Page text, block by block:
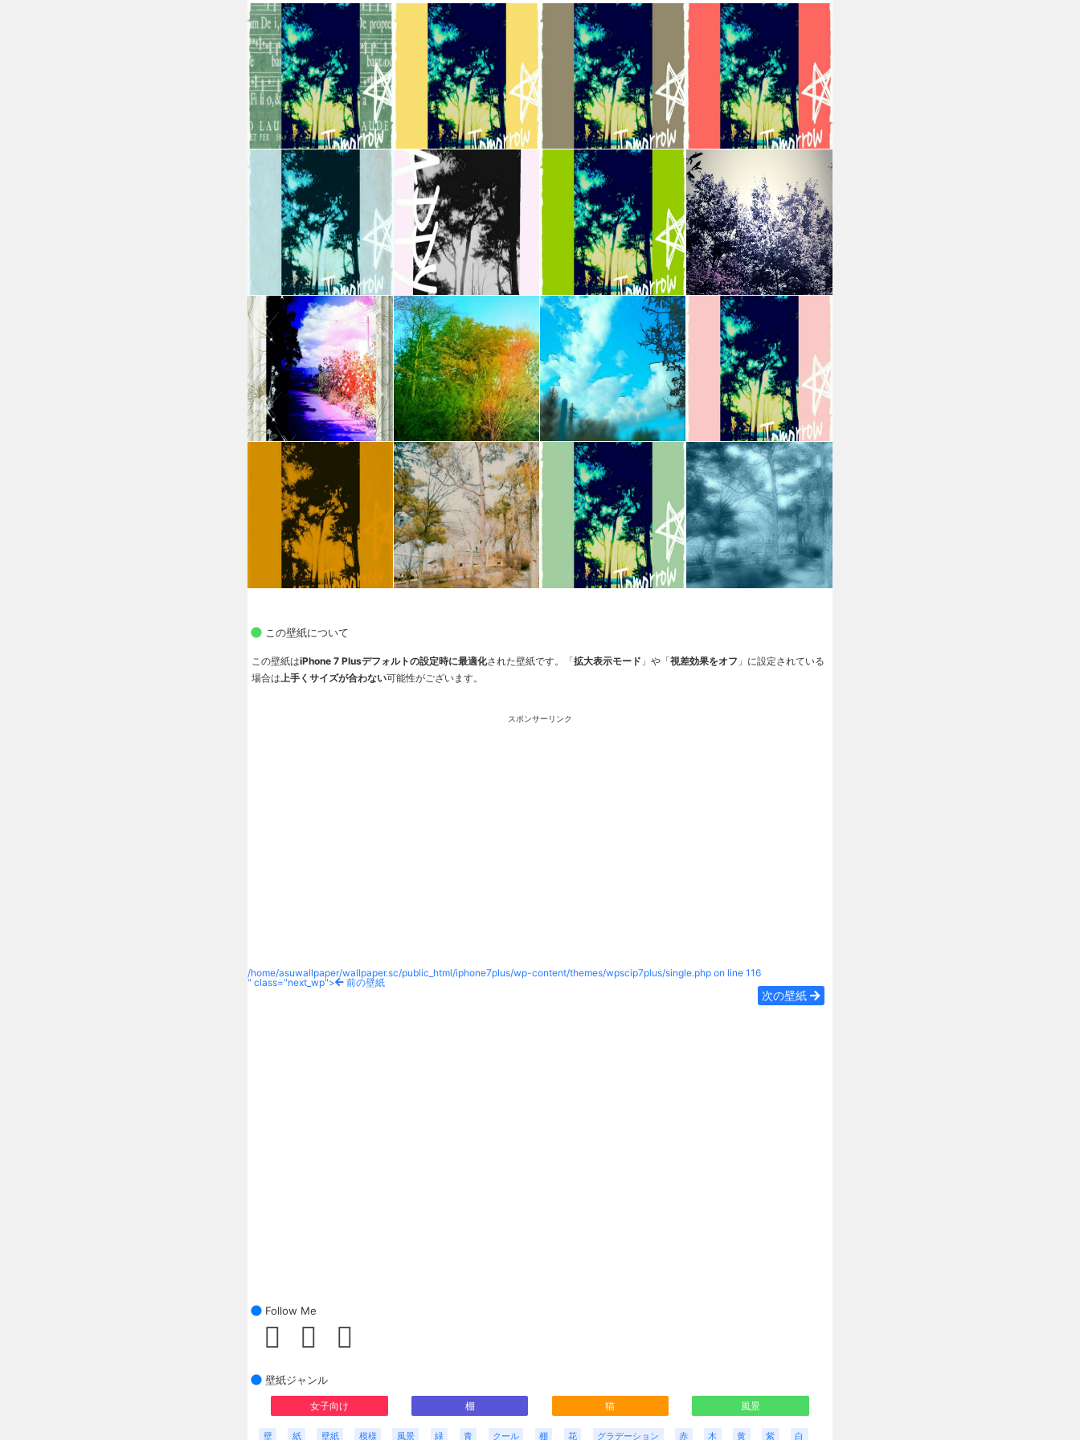
この壁紙について
この壁紙はiPhone 7 Plusデフォルトの設定時に最適化された壁紙です。「拡大表示モード 」や「視差効果をオフ 」に設定されている
場合は上手くサイズが合わない可能性がございます。
スポンサーリンク
/home/asuwallpaper/wallpaper.sc/public_html/iphone7plus/wp-content/themes/wpscip7plus/single.php on line 116
" class="next_wp">
前の壁紙
次の壁紙
Follow Me
壁紙ジャンル
女子向け 棚 猫 風景
壁 紙 壁紙 模様 風景 緑 青 クール 棚 花 グラデーション 赤 木 黄 紫 白